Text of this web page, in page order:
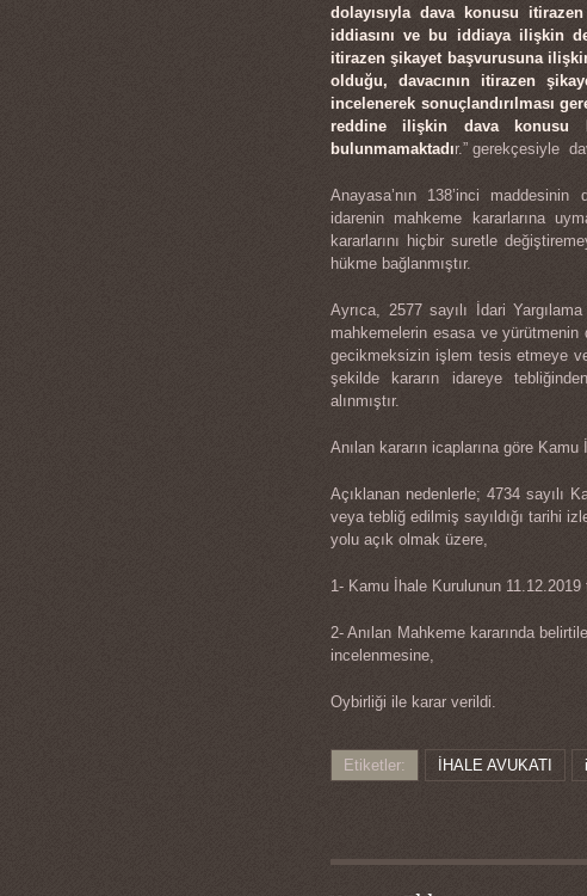
dolayısıyla dava konusu
iddiasını ve bu iddiaya ilişkin
itirazen şikayet başvurusuna
olduğu, davacının itirazen
incelenerek sonuçlandırılması
reddine ilişkin dava konusu
bulunmamaktadır.” gerekçesiyle
Anayasa’nın 138’inci
idarenin mahkeme kararlarına
kararlarını hiçbir suretle
hükme bağlanmıştır.
Ayrıca, 2577 sayılı İdari
mahkemelerin esasa ve yürütmenin
gecikmeksizin işlem tesis etmeye
şekilde kararın idareye
alınmıştır.
Anılan kararın icaplarına göre
Açıklanan nedenlerle; 4734 sayılı
veya tebliğ edilmiş sayıldığı tarihi
yolu açık olmak üzere,
1- Kamu İhale Kurulunun 11.12.2019
2- Anılan Mahkeme kararında
incelenmesine,
Oybirliği ile karar verildi.
Etiketler: İHALE AVUKATI